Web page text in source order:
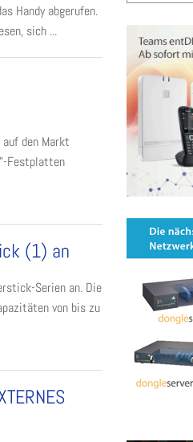
Handy abgerufen.
sich ...
den Markt
Festplatten
(1) an
Serien an. Die
von bis zu